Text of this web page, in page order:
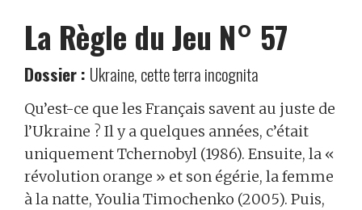
La Règle du Jeu N° 57
Dossier : Ukraine, cette terra incognita
Qu’est-ce que les Français savent au juste de
l’Ukraine ? Il y a quelques années, c’était
uniquement Tchernobyl (1986). Ensuite, la «
révolution orange » et son égérie, la femme
à la natte, Youlia Timochenko (2005). Puis,